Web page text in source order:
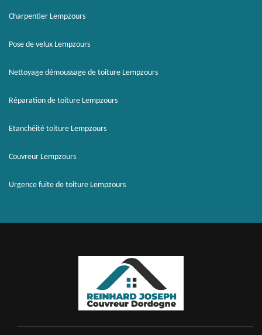
Charpentier Lempzours
Pose de velux Lempzours
Nettoyage démoussage de toiture Lempzours
Réparation de toiture Lempzours
Etanchéité toiture Lempzours
Couvreur Lempzours
Urgence fuite de toiture Lempzours